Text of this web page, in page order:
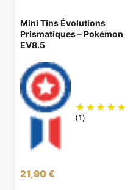
Mini Tins Évolutions
Prismatiques – Pokémon
EV8.5
(1)
21,90€